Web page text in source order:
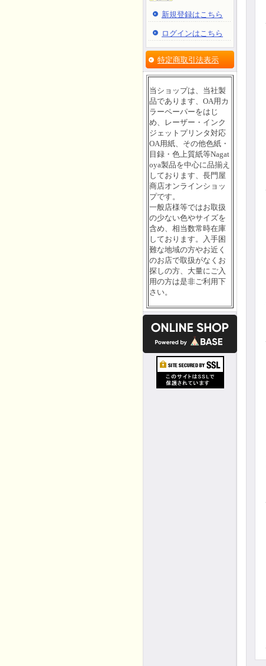
新規登録はこちら
ログインはこちら
特定商取引法表示
当ショップは、当社製
品であります、OA用カ
ラーペーパーをはじ
め、レーザー・インク
ジェットプリンタ対応
OA用紙、その他色紙・
目録・色上質紙等Nagat
oya製品を中心に品揃え
しております、長門屋
商店オンラインショッ
プです。
一般店様等ではお取扱
の少ない色やサイズを
含め、相当数常時在庫
しております。入手困
難な地域の方やお近く
のお店で取扱がなくお
探しの方、大量にご入
用の方は是非ご利用下
さい。